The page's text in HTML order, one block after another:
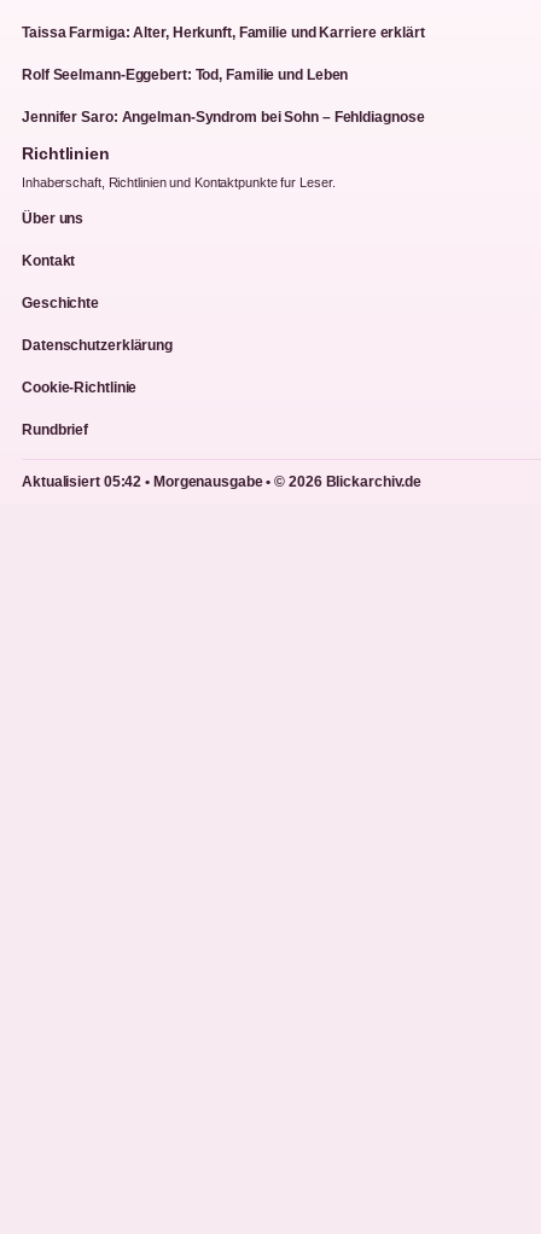
Taissa Farmiga: Alter, Herkunft, Familie und Karriere erklärt
Rolf Seelmann-Eggebert: Tod, Familie und Leben
Jennifer Saro: Angelman-Syndrom bei Sohn – Fehldiagnose
Richtlinien
Inhaberschaft, Richtlinien und Kontaktpunkte fur Leser.
Über uns
Kontakt
Geschichte
Datenschutzerklärung
Cookie-Richtlinie
Rundbrief
Aktualisiert 05:42 • Morgenausgabe • © 2026 Blickarchiv.de